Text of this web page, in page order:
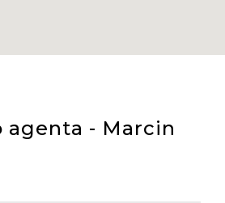
agenta - Marcin